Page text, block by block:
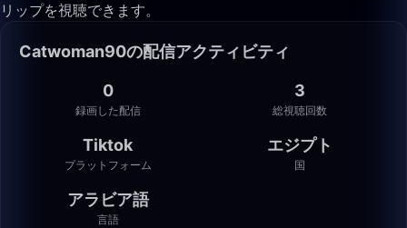
リップを視聴できます。
Catwoman90の配信アクティビティ
0
録画した配信
3
総視聴回数
Tiktok
プラットフォーム
エジプト
国
アラビア語
言語